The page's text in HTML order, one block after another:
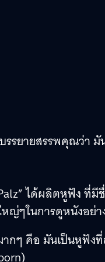
ยายสรรพคุณว่า มั
ได้ผลิตหูฟัง ที่
ญ่ๆในการดูหนังอย่า
กๆ คือ มันเป็นหูฟั